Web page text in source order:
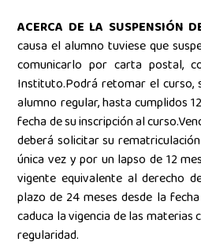
ACERCA DE LA SUSPENSIÓN
causa el alumno tuviese que
comunicarlo por carta postal,
Instituto.Podrá retomar el curso,
alumno regular, hasta cumplidos
fecha de su inscripción al
deberá solicitar su
única vez y por un lapso de 12
vigente equivalente al derecho
plazo de 24 meses desde la
caduca la vigencia de las materias
regularidad.